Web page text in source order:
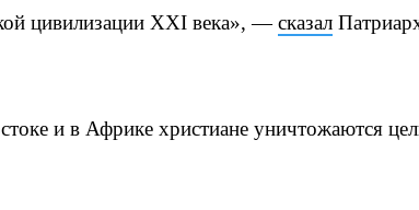
цивилизации XXI века», —сказал
и в Африке христиане уничтожаются